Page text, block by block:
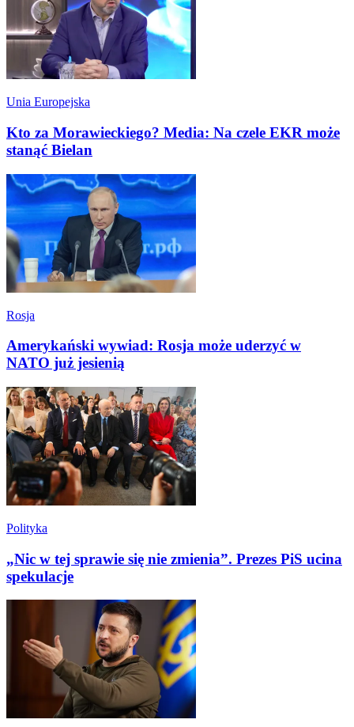
Unia Europejska
Kto za Morawieckiego? Media: Na czele EKR może
stanąć Bielan
Rosja
Amerykański wywiad: Rosja może uderzyć w
NATO już jesienią
Polityka
„Nic w tej sprawie się nie zmienia”. Prezes PiS ucina
spekulacje